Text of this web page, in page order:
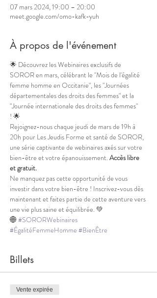
07 mars 2024, 19:00 – 20:00
meet.google.com/omo-kafk-yuh
À propos de l'événement
🌟 Découvrez les Webinaires exclusifs de
SOROR en mars, célébrant le "Mois de l'égalité
femme homme en Occitanie", les "Journées
départementales des droits des femmes" et la
"Journée internationale des droits des femmes"
! 🌟
Rejoignez-nous chaque jeudi de mars de 19h à
20h pour Les Jeudis Forme et santé de SOROR,
une série captivante de webinaires axés sur votre
bien-être et votre épanouissement. Accès libre
et gratuit.
Ne manquez pas cette opportunité de vous
investir dans votre bien-être ! Inscrivez-vous dès
maintenant et faites partie de cette aventure vers
une vie plus saine et équilibrée. 💚
🌐 #SORORWebinaires
#ÉgalitéFemmeHomme #BienÊtre
Billets
Vente expirée